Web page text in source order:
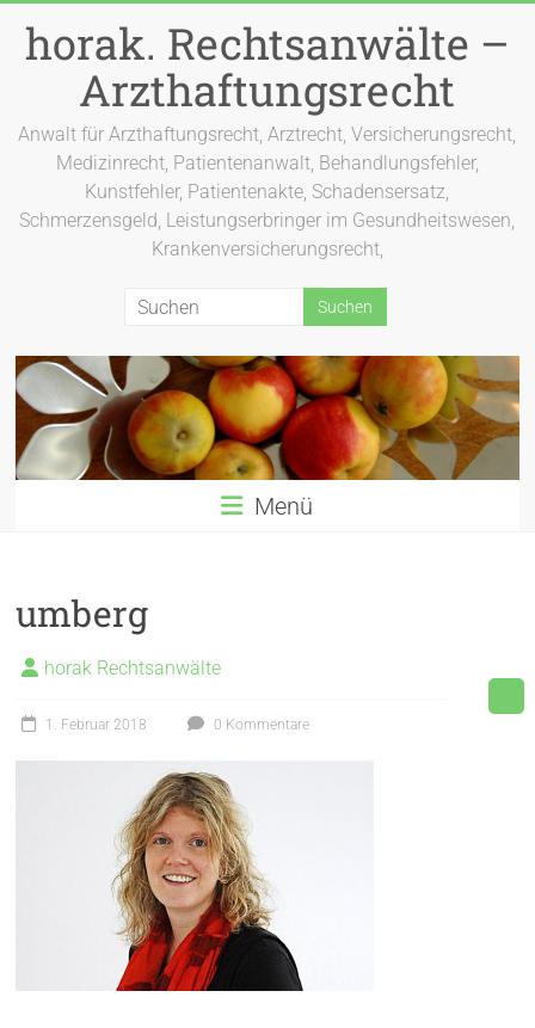
Inhalt
springen
horak. Rechtsanwälte –
Arzthaftungsrecht
Anwalt für Arzthaftungsrecht, Arztrecht, Versicherungsrecht,
Medizinrecht, Patientenanwalt, Behandlungsfehler,
Kunstfehler, Patientenakte, Schadensersatz,
Schmerzensgeld, Leistungserbringer im Gesundheitswesen,
Krankenversicherungsrecht,
Menü
umberg
horak Rechtsanwälte
1. Februar 2018 0 Kommentare